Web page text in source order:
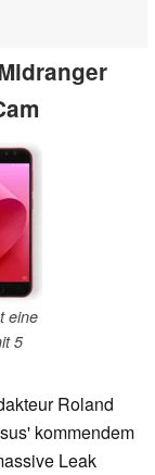
eine
5
Roland
kommendem
Leak